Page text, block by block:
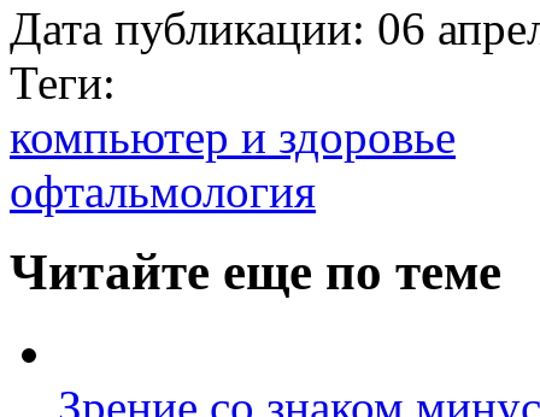
Дата публикации: 06
Теги:
компьютер и здоровье
офтальмология
Читайте еще по теме
Зрение со знаком минус